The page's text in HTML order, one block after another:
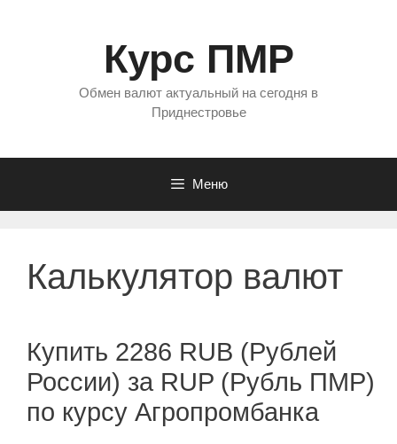
Курс ПМР
Обмен валют актуальный на сегодня в
Приднестровье
Меню
Калькулятор валют
Купить 2286 RUB (Рублей
России) за RUP (Рубль ПМР)
по курсу Агропромбанка